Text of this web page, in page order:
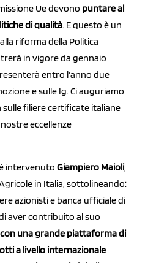
Ue devono puntare al
di qualità. E questo è un
riforma della Politica
in vigore da gennaio
entro l'anno due
e sulle Ig. Ci auguriamo
filiere certificate italiane
eccellenze
intervenuto Giampiero Maioli,
in Italia, sottolineando:
azionisti e banca ufficiale di
aver contribuito al suo
una grande piattaforma di
a livello internazionale